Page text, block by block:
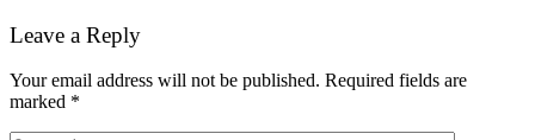
Leave a Reply
Your email address will not be published. Required fields are
marked *